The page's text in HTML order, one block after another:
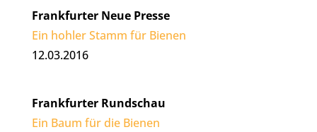
Frankfurter Neue Presse
Ein hohler Stamm für Bienen
12.03.2016
Frankfurter Rundschau
Ein Baum für die Bienen